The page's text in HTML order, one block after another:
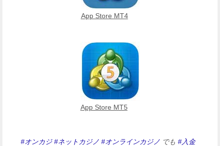
App Store MT4
App Store MT5
#オンカジ #ネットカジノ #オンラインカジノ でも#入金